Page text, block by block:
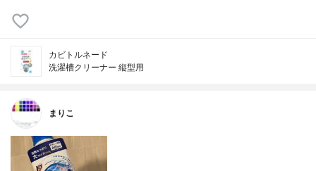
カビトルネード
洗濯槽クリーナー 縦型用
まりこ